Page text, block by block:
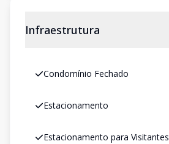
Infraestrutura
Condomínio Fechado
Estacionamento
Estacionamento para Visitantes